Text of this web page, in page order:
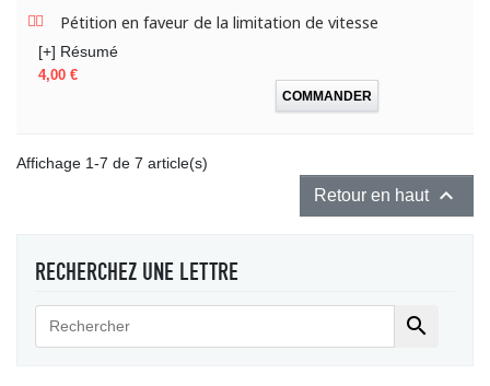
Pétition en faveur de la limitation de vitesse
[+] Résumé
Prix
4,00 €
COMMANDER
Affichage 1-7 de 7 article(s)
Retour en haut 
RECHERCHEZ UNE LETTRE
